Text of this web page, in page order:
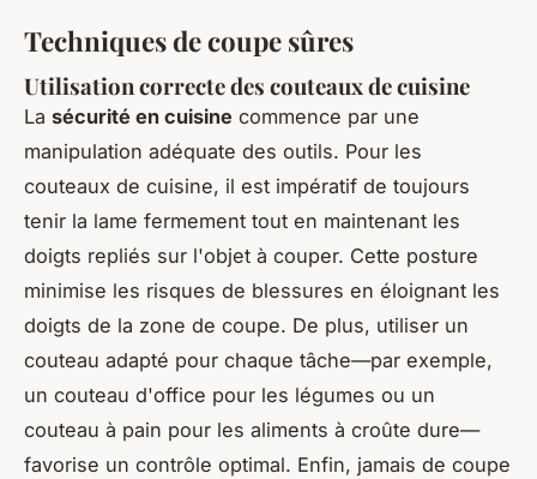
Techniques de coupe sûres
Utilisation correcte des couteaux de cuisine
La sécurité en cuisine commence par une
manipulation adéquate des outils. Pour les
couteaux de cuisine, il est impératif de toujours
tenir la lame fermement tout en maintenant les
doigts repliés sur l'objet à couper. Cette posture
minimise les risques de blessures en éloignant les
doigts de la zone de coupe. De plus, utiliser un
couteau adapté pour chaque tâche—par exemple,
un couteau d'office pour les légumes ou un
couteau à pain pour les aliments à croûte dure—
favorise un contrôle optimal. Enfin, jamais de coupe